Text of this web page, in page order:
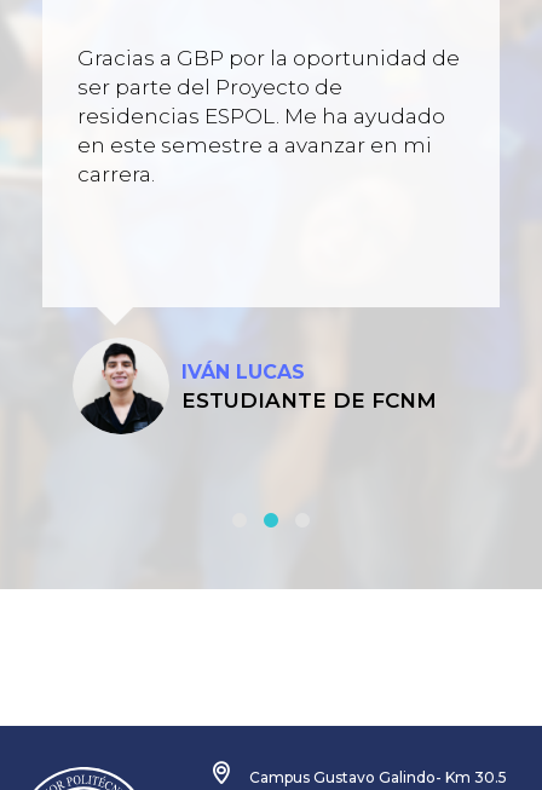
Gracias a GBP por la oportunidad de
ser parte del Proyecto de
residencias ESPOL. Me ha ayudado
en este semestre a avanzar en mi
carrera.
IVÁN LUCAS
ESTUDIANTE DE FCNM
Campus Gustavo Galindo- Km 30.5